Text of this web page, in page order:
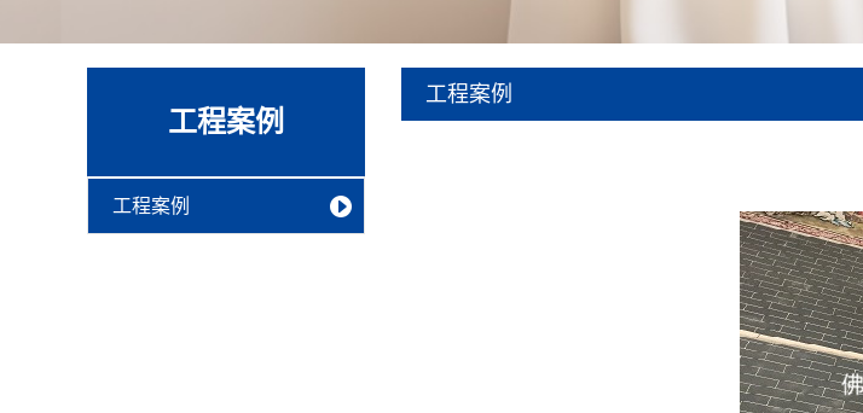
工程案例
工程案例
工程案例